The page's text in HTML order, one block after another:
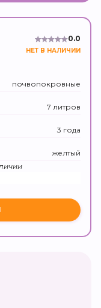
0.0
НЕТ В НАЛИЧИИ
почвопокровные
7 литров
3 года
желтый